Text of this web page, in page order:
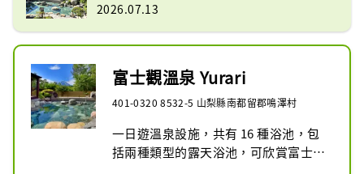
2026.07.13
富士觀溫泉 Yurari
401-0320 8532-5 山梨縣南都留郡鳴澤村
一日遊溫泉設施，共有 16 種浴池，包
括兩種類型的露天浴池，可欣賞富士山